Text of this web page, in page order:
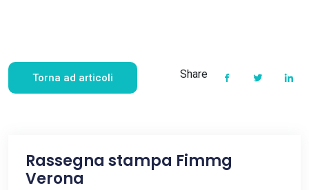
Torna ad articoli Share
Rassegna stampa Fimmg
Verona